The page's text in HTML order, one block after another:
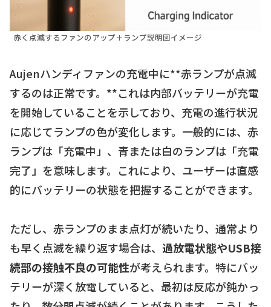
赤く点滅するファンのアップ＋ランプ説明図イメージ
Aujenハンディファンの充電中に**赤ランプが点滅
するのは正常です。**これは内部バッテリーが充電
を開始していることを示しており、充電の進行状況
に応じてランプの色が変化します。一般的には、赤
ランプは「充電中」、青または白のランプは「充電
完了」を意味します。これにより、ユーザーは直感
的にバッテリーの状態を把握することができます。
ただし、赤ランプのまま点灯が続いたり、通常より
も早く点滅を繰り返す場合は、 過放電状態やUSB接
続部の接触不良の可能性が考えられます。特にバッ
テリーが深く放電していると、最初は反応が鈍かっ